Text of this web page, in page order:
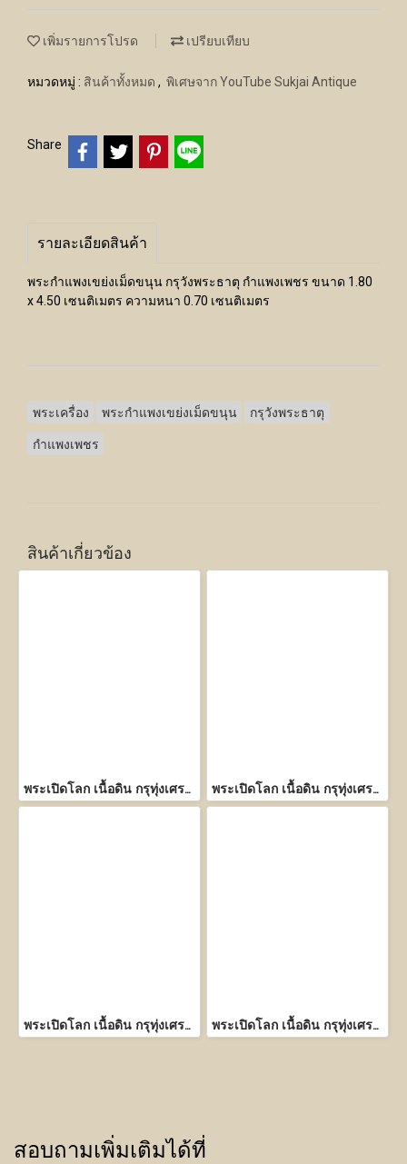
เพิ่มรายการโปรด เปรียบเทียบ
หมวดหมู่ : สินค้าทั้งหมด , พิเศษจาก YouTube Sukjai Antique
Share
รายละเอียดสินค้า
พระกำแพงเขย่งเม็ดขนุน กรุวังพระธาตุ กำแพงเพชร ขนาด 1.80
x 4.50 เซนติเมตร ความหนา 0.70 เซนติเมตร
พระเครื่อง พระกำแพงเขย่งเม็ดขนุน กรุวังพระธาตุ
กำแพงเพชร
สินค้าเกี่ยวข้อง
พระเปิดโลก เนื้อดิน กรุทุ่งเศรษฐี กำแพงเพชร พระเปิดโลก เนื้อดิน กรุทุ่งเศรษฐี กำแพงเพชร
พระเปิดโลก เนื้อดิน กรุทุ่งเศรษฐี กำแพงเพชร พระเปิดโลก เนื้อดิน กรุทุ่งเศรษฐี กำแพงเพชร
สอบถามเพิ่มเติมได้ที่